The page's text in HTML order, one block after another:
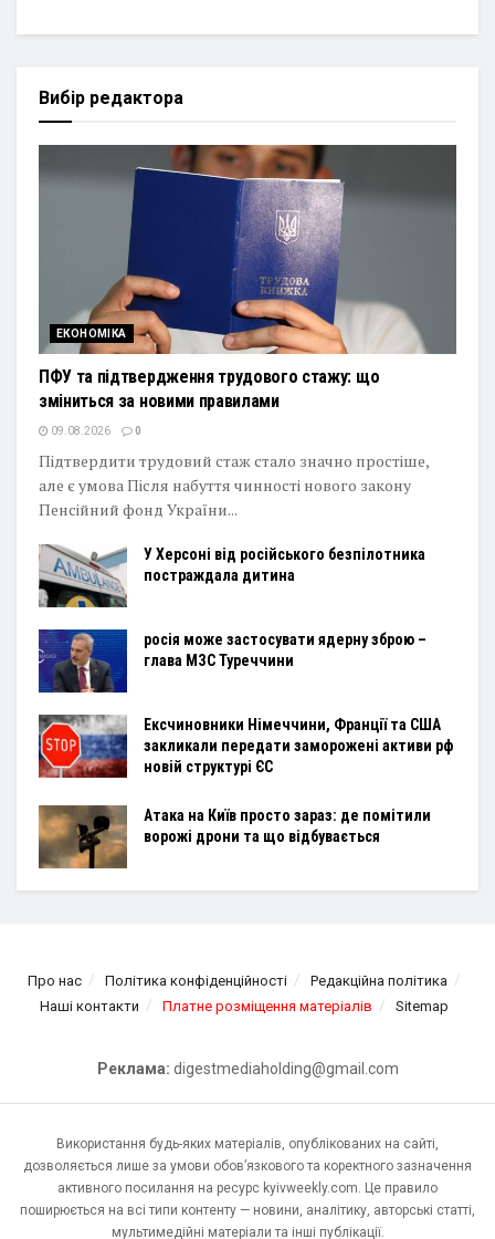
Вибір редактора
ЕКОНОМІКА
ПФУ та підтвердження трудового стажу: що
зміниться за новими правилами
09.08.2026 0
Підтвердити трудовий стаж стало значно простіше,
але є умова Після набуття чинності нового закону
Пенсійний фонд України...
У Херсоні від російського безпілотника
постраждала дитина
росія може застосувати ядерну зброю –
глава МЗС Туреччини
Ексчиновники Німеччини, Франції та США
закликали передати заморожені активи рф
новій структурі ЄС
Атака на Київ просто зараз: де помітили
ворожі дрони та що відбувається
Про нас Політика конфіденційності
Редакційна політика
Наші контакти
Платне розміщення матеріалів Sitemap
Реклама: digestmediaholding@gmail.com
Використання будь-яких матеріалів, опублікованих на сайті,
дозволяється лише за умови обов’язкового та коректного зазначення
активного посилання на ресурс kyivweekly.com. Це правило
поширюється на всі типи контенту — новини, аналітику, авторські статті,
мультимедійні матеріали та інші публікації.